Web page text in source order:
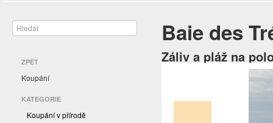
ZPĚT
Koupání
KATEGORIE
Koupání v přírodě
Baie des
Záliv a pláž na